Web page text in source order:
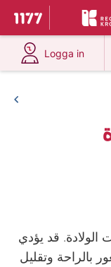
To start page for
Du har
Logga in
at 1177.se
قد يؤدي
بالراحة وتقليل